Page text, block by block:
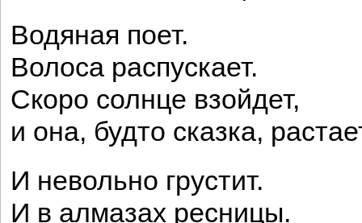
Водяная поет.
Волоса распускает.
Скоро солнце взойдет,
и она, будто сказка,
И невольно грустит.
И в алмазах ресницы.